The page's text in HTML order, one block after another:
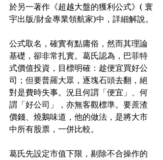
於另一著作《超越大盤的獲利公式》( 寰
宇出版/財金專業領航家)中，詳細解說。
公式取名，確實有點庸俗，然而其理論
基礎，卻非常扎實。葛氏認為，巴菲特
式價值投資，目標明確：趁便宜買好公
司；但要普羅大眾，逐塊石頭去翻，絕
對是費時失事。況且何謂「便宜」、何
謂「好公司」，亦無客觀標準。要蔗渣
價錢、燒鵝味道，他的做法，是將大市
中所有股票，一併比較。
葛氏先設定市值下限，剔除不合操作的